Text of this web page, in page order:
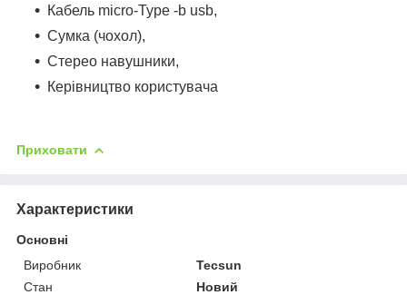
Кабель micro-Type -b usb,
Сумка (чохол),
Стерео навушники,
Керівництво користувача
Приховати
Характеристики
Основні
Виробник
Tecsun
Стан
Новий